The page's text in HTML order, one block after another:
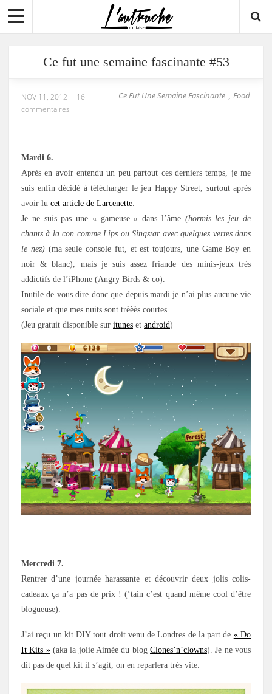
Ce fut une semaine fascinante #53
Ce Fut Une Semaine Fascinante , Food
NOV 11, 2012
16
commentaires
Mardi 6.
Après en avoir entendu un peu partout ces derniers temps, je me
suis enfin décidé à télécharger le jeu Happy Street, surtout après
avoir lu cet article de Larcenette.
Je ne suis pas une « gameuse » dans l’âme(hormis les jeu de
chants à la con comme Lips ou Singstar avec quelques verres dans
le nez)(ma seule console fut, et est toujours, une Game Boy en
noir & blanc), mais je suis assez friande des minis-jeux très
addictifs de l’iPhone (Angry Birds & co).
Inutile de vous dire donc que depuis mardi je n’ai plus aucune vie
sociale et que mes nuits sont trèèès courtes….
(Jeu gratuit disponible sur itunes et android)
Mercredi 7.
Rentrer d’une journée harassante et découvrir deux jolis colis-
cadeaux ça n’a pas de prix ! (‘tain c’est quand même cool d’être
blogueuse).
J’ai reçu un kit DIY tout droit venu de Londres de la part de « Do
It Kits »(aka la jolie Aimée du blogClones’n’clowns). Je ne vous
dit pas de quel kit il s’agit, on en reparlera très vite.